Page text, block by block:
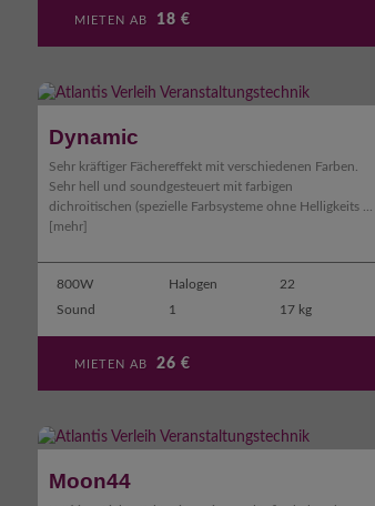
MIETEN AB 18 €
Dynamic
Sehr kräftiger Fächereffekt mit verschiedenen Farben.
Sehr hell und soundgesteuert mit farbigen
dichroitischen (spezielle Farbsysteme ohne Helligkeits ...
[mehr]
800W Halogen
22
Sound
1 17 kg
MIETEN AB26 €
Moon44